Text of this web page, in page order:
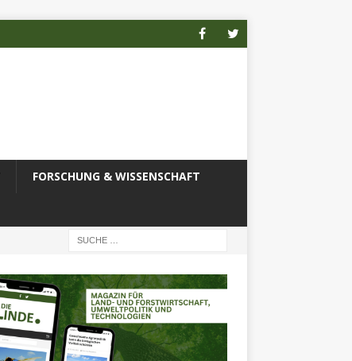
FORSCHUNG & WISSENSCHAFT